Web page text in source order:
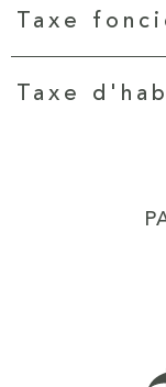
Caractéristiques
Taxe
Taxe